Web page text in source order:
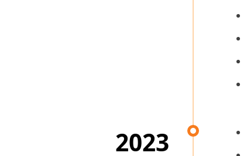
2023